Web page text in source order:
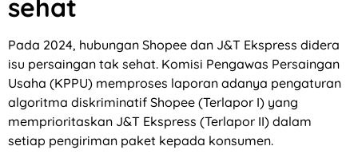
sehat
Pada 2024, hubungan Shopee dan J&T Ekspress didera
isu persaingan tak sehat. Komisi Pengawas Persaingan
Usaha (KPPU) memproses laporan adanya pengaturan
algoritma diskriminatif Shopee (Terlapor I) yang
memprioritaskan J&T Ekspress (Terlapor II) dalam
setiap pengiriman paket kepada konsumen.